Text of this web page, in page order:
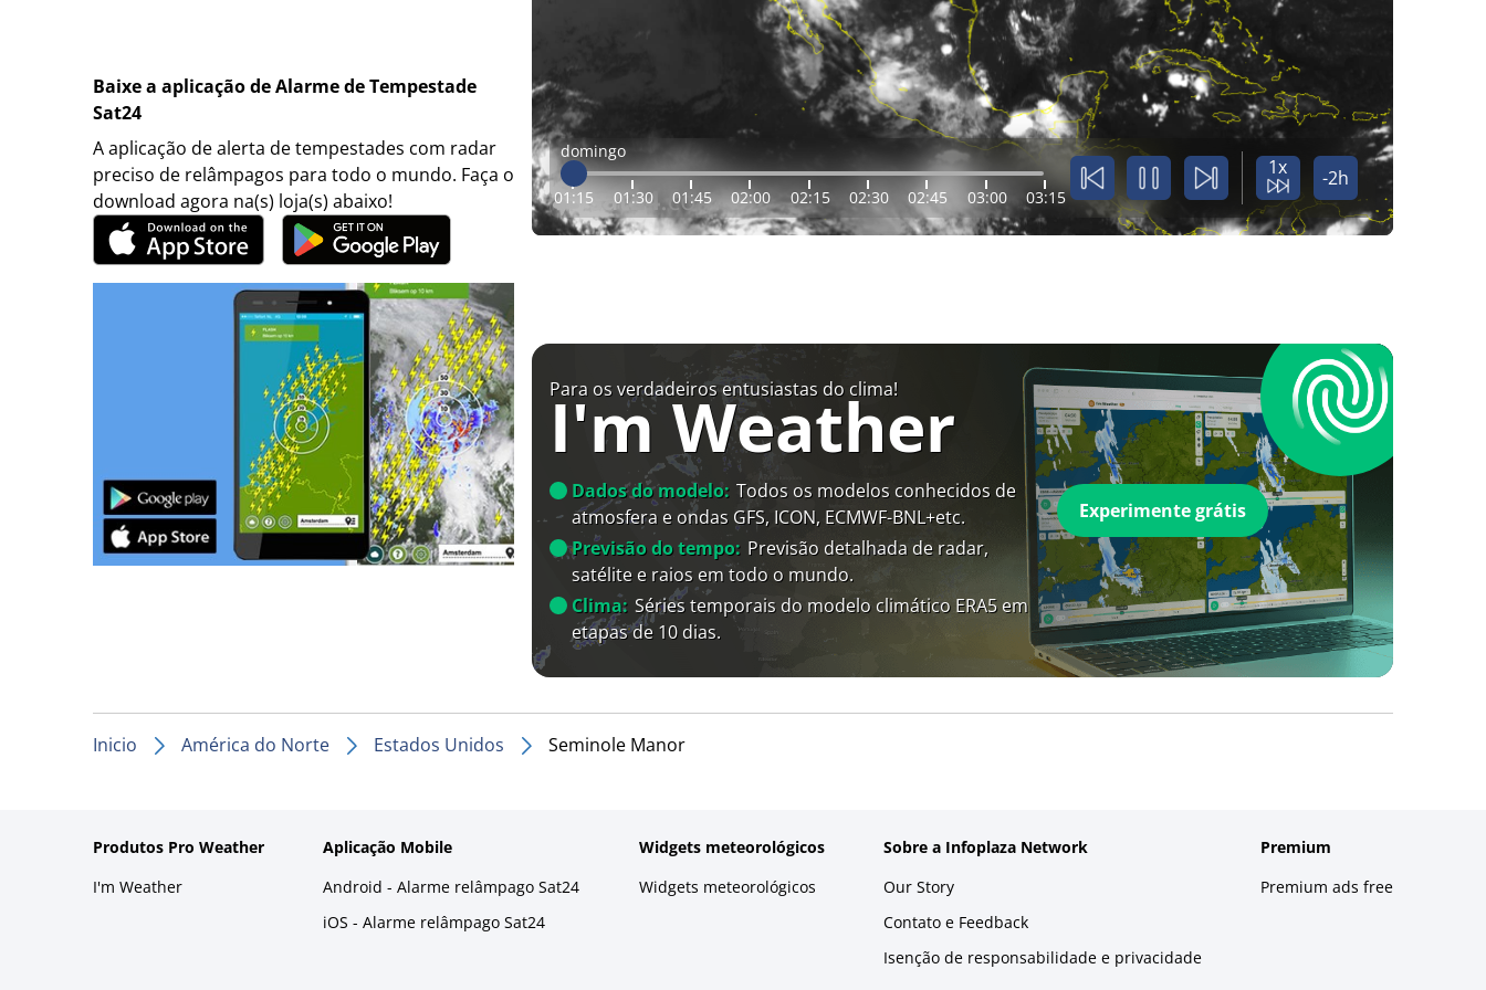
Baixe a aplicação de Alarme de Tempestade
Sat24
A aplicação de alerta de tempestades com radar
preciso de relâmpagos para todo o mundo. Faça o
download agora na(s) loja(s) abaixo!
domingo
01:15 01:30 01:45 02:00 02:15 02:30 02:45 03:00 03:15
1x -2h
Para os verdadeiros entusiastas do clima!
I'm Weather
Dados do modelo: Todos os modelos conhecidos de
atmosfera e ondas GFS, ICON, ECMWF-BNL+etc.
Previsão do tempo: Previsão detalhada de radar,
satélite e raios em todo o mundo.
Clima: Séries temporais do modelo climático ERA5 em
etapas de 10 dias.
Experimente grátis
Inicio América do Norte Estados Unidos Seminole Manor
Produtos Pro Weather
I'm Weather
Aplicação Mobile
Android - Alarme relâmpago Sat24
iOS - Alarme relâmpago Sat24
Widgets meteorológicos
Widgets meteorológicos
Sobre a Infoplaza Network
Our Story
Contato e Feedback
Isenção de responsabilidade e privacidade
Premium
Premium ads free